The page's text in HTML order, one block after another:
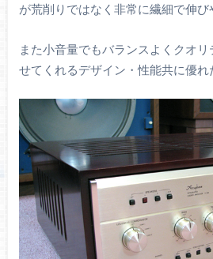
が荒削りではなく非常に繊細で伸び
また小音量でもバランスよくクオ
せてくれるデザイン・性能共に優れ